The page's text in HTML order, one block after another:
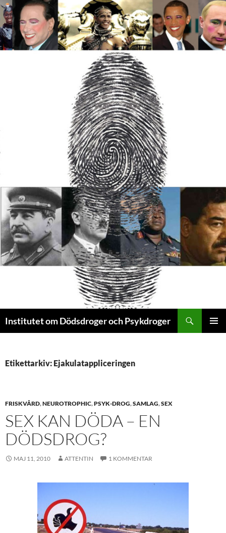
Institutet om Dödsdroger och Psykdroger
Etikettarkiv: Ejakulatappliceringen
FRISKVÅRD,NEUROTROPHIC,PSYK-DROG,SAMLAG,SEX
SEX KAN DÖDA – EN
DÖDSDROG?
MAJ 11, 2010 ATTENTIN 1 KOMMENTAR